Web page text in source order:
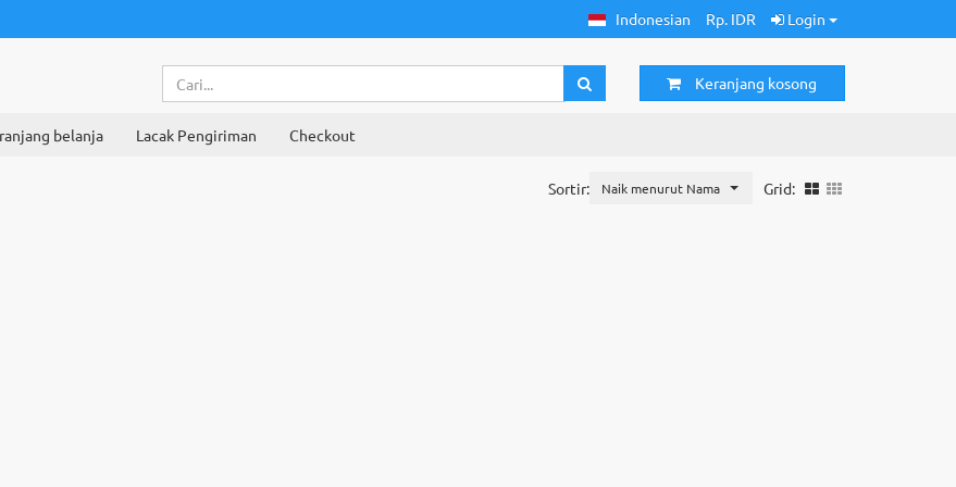
Indonesian Rp. IDR Login
Keranjang kosong
belanja Lacak Pengiriman Checkout
Grid:
Sortir: Naik menurut Nama